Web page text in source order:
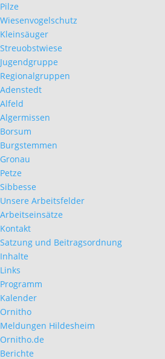
Pilze
Wiesenvogelschutz
Kleinsäuger
Streuobstwiese
Jugendgruppe
Regionalgruppen
Adenstedt
Alfeld
Algermissen
Borsum
Burgstemmen
Gronau
Petze
Sibbesse
Unsere Arbeitsfelder
Arbeitseinsätze
Kontakt
Satzung und Beitragsordnung
Inhalte
Links
Programm
Kalender
Ornitho
Meldungen Hildesheim
Ornitho.de
Berichte